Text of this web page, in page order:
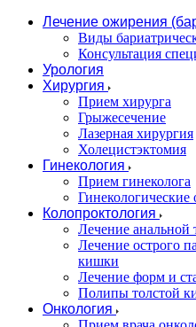
Лечение ожирения
Виды
Консультация
Урология
Хирургия
Прием хирурга
Грыжесечение
Лазерная хирургия
Холецистэктомия
Гинекология
Прием гинеколога
Гинекологические
Колопроктология
Лечение
Лечение острого
кишки
Лечение форм и
Полипы толстой
Онкология